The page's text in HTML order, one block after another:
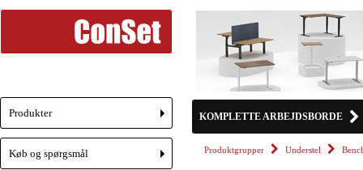
KOMPLETTE ARBEJDSBORDE
Produktgrupper Understel
+
Produkter
+
Køb og spørgsmål